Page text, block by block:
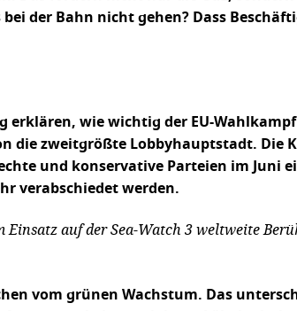
der Bahn nicht gehen? Dass
wie wichtig der EU-
die zweitgrößte Lobbyhauptstadt. Die
und konservative Parteien im
verabschiedet werden.
auf der Sea-Watch 3 weltweite
vom grünen Wachstum. Das